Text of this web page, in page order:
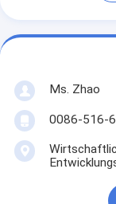
Ms. Zhao
0086-516-